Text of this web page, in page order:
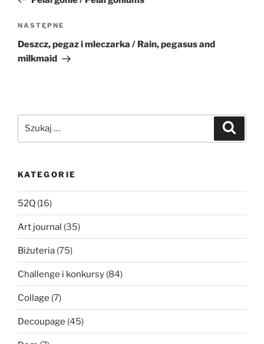
Następny
wpis
NASTĘPNE
Deszcz, pegaz i mleczarka / Rain, pegasus and
milkmaid
KATEGORIE
52Q (16)
Art journal (35)
Biżuteria (75)
Challenge i konkursy (84)
Collage (7)
Decoupage (45)